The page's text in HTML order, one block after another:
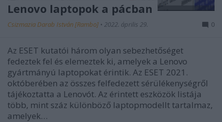
Lenovo laptopok a pácban
Csizmazia Darab István [Rambo] • 2022. április 29. 0
Az ESET kutatói három olyan sebezhetőséget
fedeztek fel és elemeztek ki, amelyek a Lenovo
gyártmányú laptopokat érintik. Az ESET 2021.
októberében az összes felfedezett sérülékenységről
tájékoztatta a Lenovót. Az érintett eszközök listája
több, mint száz különböző laptopmodellt tartalmaz,
amelyek…